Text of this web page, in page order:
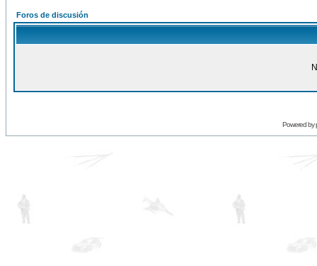
Foros de discusión
Powered by